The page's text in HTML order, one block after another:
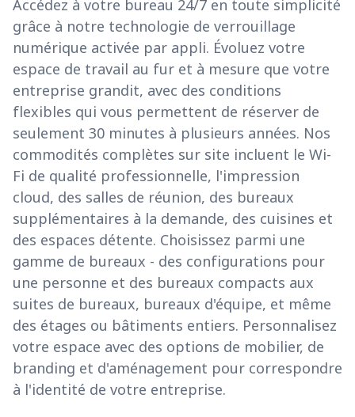
Accédez à votre bureau 24/7 en toute simplicité
grâce à notre technologie de verrouillage
numérique activée par appli. Évoluez votre
espace de travail au fur et à mesure que votre
entreprise grandit, avec des conditions
flexibles qui vous permettent de réserver de
seulement 30 minutes à plusieurs années. Nos
commodités complètes sur site incluent le Wi-
Fi de qualité professionnelle, l'impression
cloud, des salles de réunion, des bureaux
supplémentaires à la demande, des cuisines et
des espaces détente. Choisissez parmi une
gamme de bureaux - des configurations pour
une personne et des bureaux compacts aux
suites de bureaux, bureaux d'équipe, et même
des étages ou bâtiments entiers. Personnalisez
votre espace avec des options de mobilier, de
branding et d'aménagement pour correspondre
à l'identité de votre entreprise.